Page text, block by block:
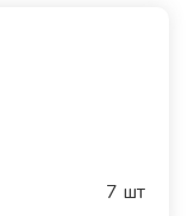
7 шт